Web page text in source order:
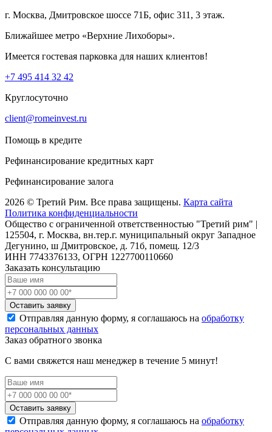
г. Москва, Дмитровское шоссе 71Б, офис 311, 3 этаж.
Ближайшее метро «Верхние Лихоборы».
Имеется гостевая парковка для наших клиентов!
+7 495 414 32 42
Круглосуточно
client@romeinvest.ru
Помощь в кредите
Рефинансирование кредитных карт
Рефинансирование залога
2026 © Третий Рим. Все права защищены. Карта сайта
Политика конфиденциальности
Общество с ограниченной ответственностью "Третий рим" |
125504, г. Москва, вн.тер.г. муниципальный округ Западное
Дегунино, ш Дмитровское, д. 71б, помещ. 12/3
ИНН 7743376133, ОГРН 1227700110660
Заказать консультацию
Оставить заявку
Отправляя данную форму, я соглашаюсь на обработку
персональных данных
Заказ обратного звонка
С вами свяжется наш менеджер в течение 5 минут!
Оставить заявку
Отправляя данную форму, я соглашаюсь на обработку